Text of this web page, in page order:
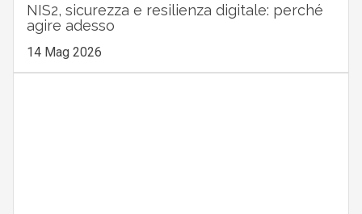
NIS2, sicurezza e resilienza digitale: perché
agire adesso
14 Mag 2026